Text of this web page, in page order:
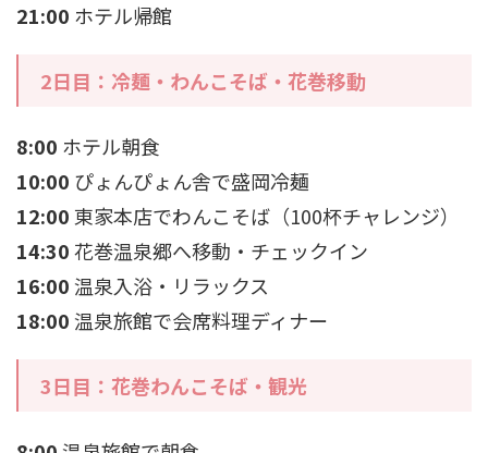
21:00 ホテル帰館
2日目：冷麺・わんこそば・花巻移動
8:00 ホテル朝食
10:00 ぴょんぴょん舎で盛岡冷麺
12:00 東家本店でわんこそば（100杯チャレンジ）
14:30花巻温泉郷へ移動・チェックイン
16:00温泉入浴・リラックス
18:00温泉旅館で会席料理ディナー
3日目：花巻わんこそば・観光